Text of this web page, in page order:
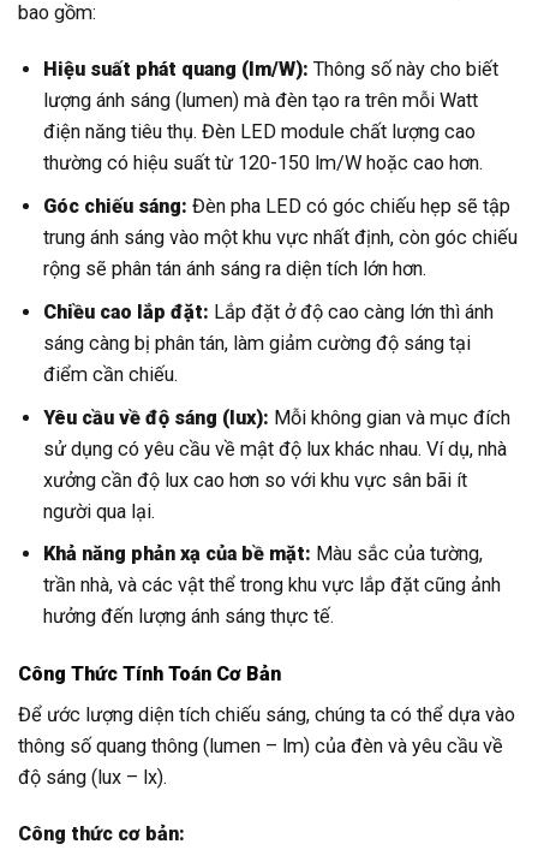
bao gồm:
Hiệu suất phát quang (lm/W): Thông số này cho biết
lượng ánh sáng (lumen) mà đèn tạo ra trên mỗi Watt
điện năng tiêu thụ. Đèn LED module chất lượng cao
thường có hiệu suất từ 120-150 lm/W hoặc cao hơn.
Góc chiếu sáng: Đèn pha LED có góc chiếu hẹp sẽ tập
trung ánh sáng vào một khu vực nhất định, còn góc chiếu
rộng sẽ phân tán ánh sáng ra diện tích lớn hơn.
Chiều cao lắp đặt: Lắp đặt ở độ cao càng lớn thì ánh
sáng càng bị phân tán, làm giảm cường độ sáng tại
điểm cần chiếu.
Yêu cầu về độ sáng (lux): Mỗi không gian và mục đích
sử dụng có yêu cầu về mật độ lux khác nhau. Ví dụ, nhà
xưởng cần độ lux cao hơn so với khu vực sân bãi ít
người qua lại.
Khả năng phản xạ của bề mặt: Màu sắc của tường,
trần nhà, và các vật thể trong khu vực lắp đặt cũng ảnh
hưởng đến lượng ánh sáng thực tế.
Công Thức Tính Toán Cơ Bản
Để ước lượng diện tích chiếu sáng, chúng ta có thể dựa vào
thông số quang thông (lumen – lm) của đèn và yêu cầu về
độ sáng (lux – lx).
Công thức cơ bản: